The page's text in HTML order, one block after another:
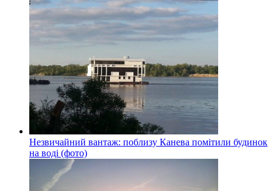
Незвичайний вантаж: поблизу Канева помітили будинок
на воді (фото)